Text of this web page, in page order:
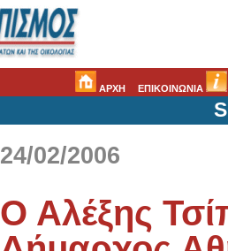
ΑΡΧΗ ΕΠΙΚΟΙΝΩΝΙΑ
24/02/2006
Ο Αλέξης